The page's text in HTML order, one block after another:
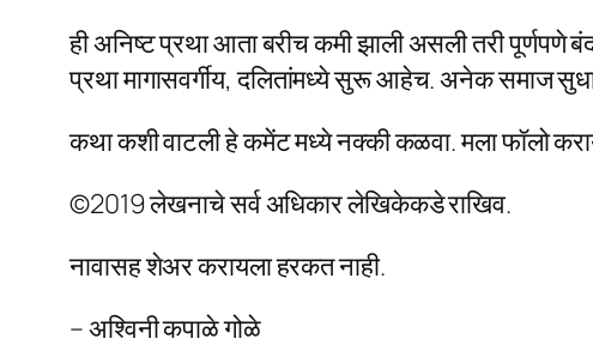
ही अनिष्ट प्रथा आता बरीच कमी झाली असली तरी
प्रथा मागासवर्गीय, दलितांमध्ये सुरू आहेच. अनेक समाज
कथा कशी वाटली हे कमेंट मध्ये नक्की कळवा. मला फॉलो
©2019 लेखनाचे सर्व अधिकार लेखिकेकडे राखिव.
नावासह शेअर करायला हरकत नाही.
– अश्विनी कपाळे गोळे